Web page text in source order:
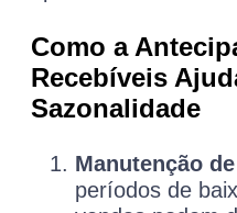
Como a
Recebíveis
Sazonalidade
Manutenção
períodos de